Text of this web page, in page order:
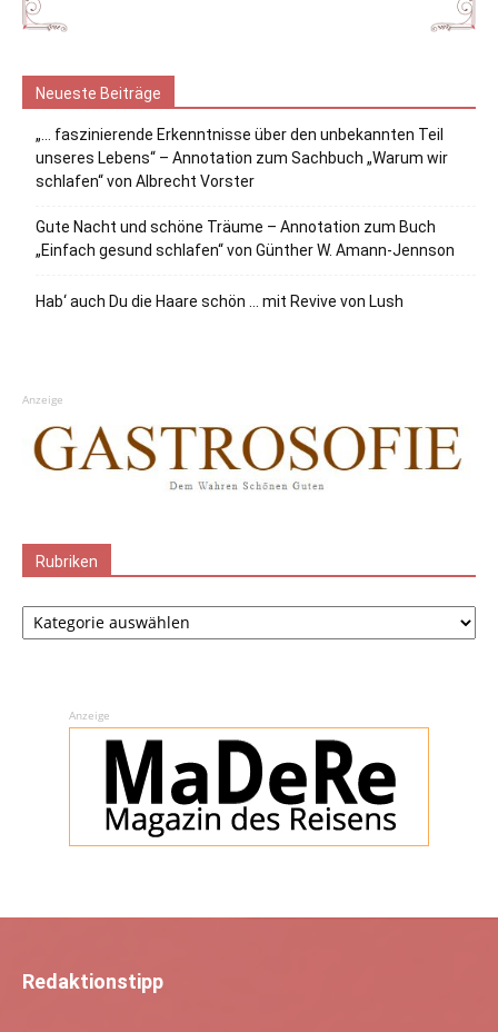
Neueste Beiträge
„… faszinierende Erkenntnisse über den unbekannten Teil
unseres Lebens“ – Annotation zum Sachbuch „Warum wir
schlafen“ von Albrecht Vorster
Gute Nacht und schöne Träume – Annotation zum Buch
„Einfach gesund schlafen“ von Günther W. Amann-Jennson
Hab‘ auch Du die Haare schön … mit Revive von Lush
Anzeige
Rubriken
Rubriken
Anzeige
Redaktionstipp